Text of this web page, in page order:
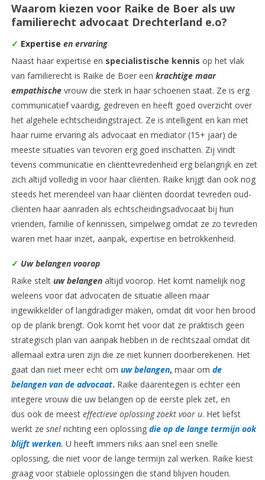
Waarom kiezen voor Raike de Boer als uw
familierecht advocaat Drechterland e.o?
✓ Expertise en ervaring
Naast haar expertise en specialistische kennis op het vlak
van familierecht is Raike de Boer een krachtige maar
empathischevrouw die sterk in haar schoenen staat. Ze is erg
communicatief vaardig, gedreven en heeft goed overzicht over
het algehele echtscheidingstraject. Ze is intelligent en kan met
haar ruime ervaring als advocaat en mediator (15+ jaar) de
meeste situaties van tevoren erg goed inschatten. Zij vindt
tevens communicatie en cliënttevredenheid erg belangrijk en zet
zich altijd volledig in voor haar cliënten. Raike krijgt dan ook nog
steeds het merendeel van haar cliënten doordat tevreden oud-
cliënten haar aanraden als echtscheidingsadvocaat bij hun
vrienden, familie of kennissen, simpelweg omdat ze zo tevreden
waren met haar inzet, aanpak, expertise en betrokkenheid.
✓ Uw belangen voorop
Raike stelt uw belangenaltijd voorop. Het komt namelijk nog
weleens voor dat advocaten de situatie alleen maar
ingewikkelder of langdradiger maken, omdat dit voor hen brood
op de plank brengt. Ook komt het voor dat ze praktisch geen
strategisch plan van aanpak hebben in de rechtszaal omdat dit
allemaal extra uren zijn die ze niet kunnen doorberekenen. Het
gaat dan niet meer echt om uw belangen, maar om de
belangen van de advocaat. Raike daarentegen is echter een
integere vrouw die uw belangen op de eerste plek zet, en
dus ook de meest effectieve oplossing zoekt voor u. Het liefst
werkt ze snelrichting een oplossingdie op de lange termijn ook
blijft werken. U heeft immers niks aan snel een snelle
oplossing, die niet voor de lange termijn zal werken. Raike kiest
graag voor stabiele oplossingen die stand blijven houden.